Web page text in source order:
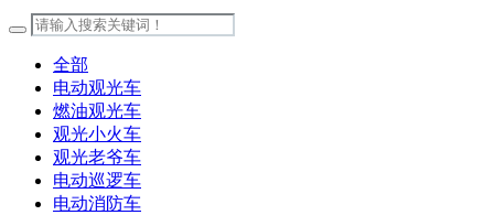
全部
电动观光车
燃油观光车
观光小火车
观光老爷车
电动巡逻车
电动消防车